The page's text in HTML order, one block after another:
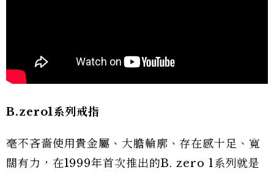
B.zero1系列戒指
毫不吝嗇使用貴金屬、大膽輪廓、存在感十足、寬
闊有力，在1999年首次推出的B. zero 1系列就是